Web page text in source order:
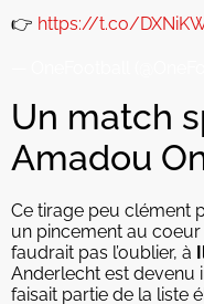
👉 https://t.co/
Un match
Amadou
Ce tirage peu clément
un pincement au coeur
faudrait pas l’oublier, à
Anderlecht est devenu
faisait partie de la liste